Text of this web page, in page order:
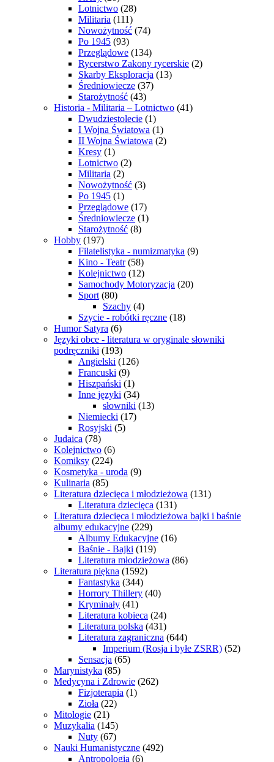
Lotnictwo (28)
Militaria (111)
Nowożytność (74)
Po 1945 (93)
Przeglądowe (134)
Rycerstwo Zakony rycerskie (2)
Skarby Eksploracja (13)
Średniowiecze (37)
Starożytność (43)
Historia - Militaria – Lotnictwo (41)
Dwudziestolecie (1)
I Wojna Światowa (1)
II Wojna Światowa (2)
Kresy (1)
Lotnictwo (2)
Militaria (2)
Nowożytność (3)
Po 1945 (1)
Przeglądowe (17)
Średniowiecze (1)
Starożytność (8)
Hobby (197)
Filatelistyka - numizmatyka (9)
Kino - Teatr (58)
Kolejnictwo (12)
Samochody Motoryzacja (20)
Sport (80)
Szachy (4)
Szycie - robótki ręczne (18)
Humor Satyra (6)
Języki obce - literatura w oryginale słowniki
podręczniki (193)
Angielski (126)
Francuski (9)
Hiszpański (1)
Inne języki (34)
słowniki (13)
Niemiecki (17)
Rosyjski (5)
Judaica (78)
Kolejnictwo (6)
Komiksy (224)
Kosmetyka - uroda (9)
Kulinaria (85)
Literatura dziecięca i młodzieżowa (131)
Literatura dziecięca (131)
Literatura dziecięca i młodzieżowa bajki i baśnie
albumy edukacyjne (229)
Albumy Edukacyjne (16)
Baśnie - Bajki (119)
Literatura młodzieżowa (86)
Literatura piękna (1592)
Fantastyka (344)
Horrory Thillery (40)
Kryminały (41)
Literatura kobieca (24)
Literatura polska (431)
Literatura zagraniczna (644)
Imperium (Rosja i byłe ZSRR) (52)
Sensacja (65)
Marynistyka (85)
Medycyna i Zdrowie (262)
Fizjoterapia (1)
Zioła (22)
Mitologie (21)
Muzykalia (145)
Nuty (67)
Nauki Humanistyczne (492)
Antropologia (6)